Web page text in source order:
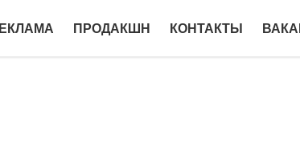
ПРОДАКШН КОНТАКТЫ